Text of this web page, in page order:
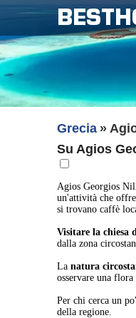
Grecia
Su Agios
Agios Georgios
un'attività che
si trovano caffè
Visitare la chiesa
dalla zona
Lanatura
osservare una
Per chi cerca un
della regione.